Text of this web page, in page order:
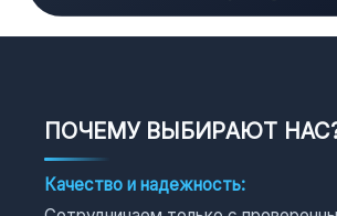
ПОЧЕМУ ВЫБИРАЮТ
Качество и надежность: